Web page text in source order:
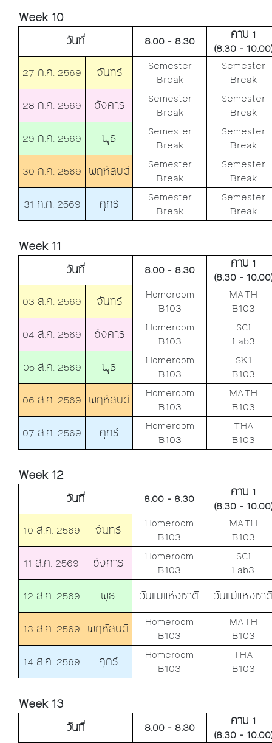
Week 10
วันที่ 8.00 - 8.30
คาบ 1
(8.30 -
27 ก.ค. 2569
จันทร์
Semester
Break
Semester
Break
28 ก.ค. 2569
อังคาร
Semester
Break
Semester
Break
29 ก.ค. 2569
พุธ
Semester
Break
Semester
Break
30 ก.ค. 2569 พฤหัสบดี
Semester
Break
Semester
Break
31 ก.ค. 2569
ศุกร์
Semester
Break
Semester
Break
Week 11
วันที่ 8.00 - 8.30
คาบ 1
(8.30 -
03 ส.ค. 2569
จันทร์
Homeroom
B103
MATH
B103
04 ส.ค. 2569
อังคาร
Homeroom
B103
SCI
Lab3
05 ส.ค. 2569
พุธ
Homeroom
B103
SK1
B103
06 ส.ค. 2569 พฤหัสบดี
Homeroom
B103
MATH
B103
07 ส.ค. 2569
ศุกร์
Homeroom
B103
THA
B103
Week 12
วันที่ 8.00 - 8.30
คาบ 1
(8.30 -
10 ส.ค. 2569
จันทร์
Homeroom
B103
MATH
B103
11 ส.ค. 2569
อังคาร
Homeroom
B103
SCI
Lab3
12 ส.ค. 2569
พุธ วันแม่แห่งชาติ วันแม่แห่งชาติ
13 ส.ค. 2569 พฤหัสบดี
Homeroom
B103
MATH
B103
14 ส.ค. 2569
ศุกร์
Homeroom
B103
THA
B103
Week 13
วันที่ 8.00 - 8.30
คาบ 1
(8.30 -